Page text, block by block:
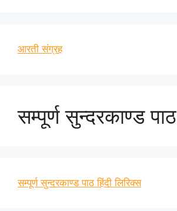
आरती संग्रह
सम्पूर्ण सुन्दरकाण्ड पाठ
सम्पूर्ण सुन्दरकाण्ड पाठ हिंदी लिरिक्स